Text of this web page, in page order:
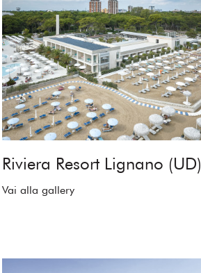
Riviera Resort Lignano (UD)
Vai alla gallery